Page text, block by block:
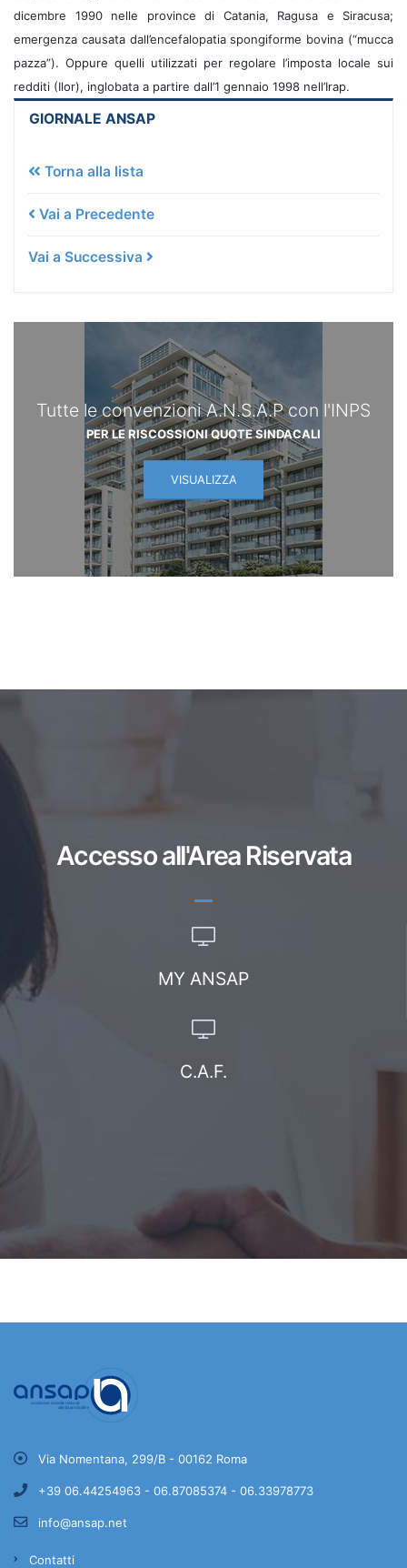
GIORNALE ANSAP
Torna alla lista
Vai a Precedente
Vai a Successiva
Tutte le convenzioni A.N.S.A.P con l'INPS
PER LE RISCOSSIONI QUOTE SINDACALI
VISUALIZZA
dicembre 1990 nelle province di Catania, Ragusa e Siracusa;
emergenza causata dall’encefalopatia spongiforme bovina (“mucca
pazza”). Oppure quelli utilizzati per regolare l’imposta locale sui
redditi (Ilor), inglobata a partire dall’1 gennaio 1998 nell’Irap.
Accesso all'Area Riservata
MY ANSAP
C.A.F.
Via Nomentana, 299/B - 00162 Roma
+39 06.44254963 - 06.87085374 - 06.33978773
info@ansap.net
Contatti